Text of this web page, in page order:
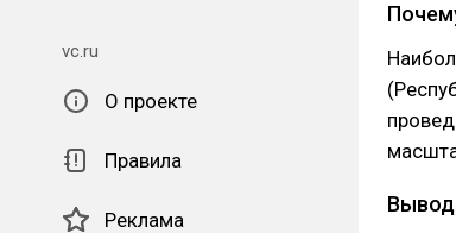
vc.ru
О проекте
Правила
Реклама